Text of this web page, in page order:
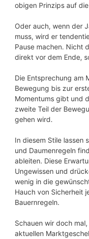
obigen Prinzips auf
Oder auch, wenn der
muss, wird er
Pause machen. Nicht
direkt vor dem Ende,
Die Entsprechung am
Bewegung bis zur
Momentums gibt und
zweite Teil der
gehen wird.
In diesem Stile lassen
und Daumenregeln
ableiten. Diese
Ungewissen und
wenig in die
Hauch von Sicherheit
Bauernregeln.
Schauen wir doch
aktuellen